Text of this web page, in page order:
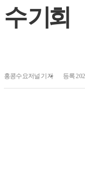
수 기회
홍콩수요저널 기자 등록